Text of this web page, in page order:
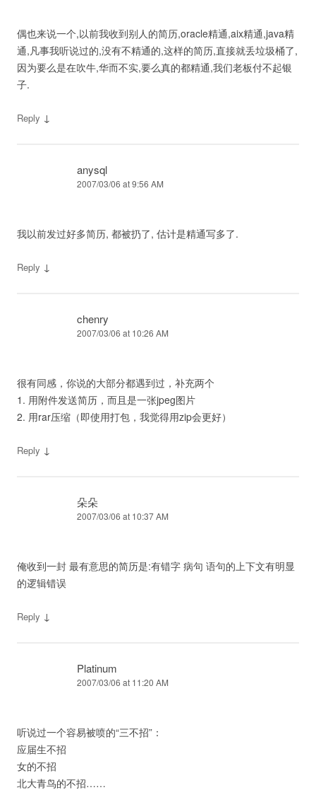
偶也来说一个,以前我收到别人的简历,oracle精通,aix精通,java精
通,凡事我听说过的,没有不精通的,这样的简历,直接就丢垃圾桶了,
因为要么是在吹牛,华而不实,要么真的都精通,我们老板付不起银
子.
Reply ↓
anysql
2007/03/06 at 9:56 AM
我以前发过好多简历, 都被扔了, 估计是精通写多了.
Reply ↓
chenry
2007/03/06 at 10:26 AM
很有同感，你说的大部分都遇到过，补充两个
1. 用附件发送简历，而且是一张jpeg图片
2. 用rar压缩（即使用打包，我觉得用zip会更好）
Reply ↓
朵朵
2007/03/06 at 10:37 AM
俺收到一封 最有意思的简历是:有错字 病句 语句的上下文有明显
的逻辑错误
Reply ↓
Platinum
2007/03/06 at 11:20 AM
听说过一个容易被喷的“三不招”：
应届生不招
女的不招
北大青鸟的不招……